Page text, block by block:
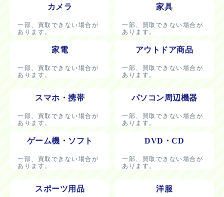
カメラ
一部、買取できない場合が
あります。
家具
一部、買取できない場合が
あります。
家電
一部、買取できない場合が
あります。
アウトドア商品
一部、買取できない場合が
あります。
スマホ・携帯
一部、買取できない場合が
あります。
パソコン周辺機器
一部、買取できない場合が
あります。
ゲーム機・ソフト
一部、買取できない場合が
あります。
DVD・CD
一部、買取できない場合が
あります。
スポーツ用品 洋服